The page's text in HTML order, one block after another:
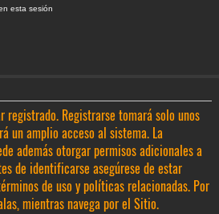
esta sesión
registrado. Registrarse tomará solo unos
un amplio acceso al sistema. La
además otorgar permisos adicionales a
de identificarse asegúrese de estar
de uso y políticas relacionadas. Por
mientras navega por el Sitio.